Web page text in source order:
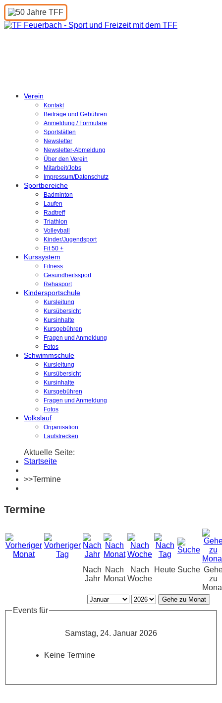
Verein
Kontakt
Beiträge und Gebühren
Anmeldung / Formulare
Sportstätten
Newsletter
Newsletter-Abmeldung
Über den Verein
Mitarbeit/Jobs
Impressum/Datenschutz
Sportbereiche
Badminton
Laufen
Radtreff
Triathlon
Volleyball
Kinder/Jugendsport
Fit 50 +
Kurssystem
Fitness
Gesundheitssport
Rehasport
Kindersportschule
Kursleitung
Kursübersicht
Kursinhalte
Kursgebühren
Fragen und Anmeldung
Fotos
Schwimmschule
Kursleitung
Kursübersicht
Kursinhalte
Kursgebühren
Fragen und Anmeldung
Fotos
Volkslauf
Organisation
Laufstrecken
Aktuelle Seite:
Startseite
>>Termine
Termine
Nach
Jahr
Nach
Monat
Nach
Woche
Heute Suche
zu
Gehe zu Monat
Events für
Samstag, 24. Januar 2026
Keine Termine